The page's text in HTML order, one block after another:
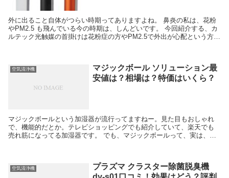
外に出ること自体がつらい時期ってありますよね。 鼻炎の私は、花粉
やPM2.5 も飛んでいる今の時期は、しんどいです。 今回紹介する、カ
ルテック光触媒の首掛けは花粉症の方やPM2.5で外出が心配という方か
空気清浄機
マジックボール ソリューション最
安値は？相場は？特価はいくら？
マジックボールという加湿器が流行ってますねー。見た目もおしゃれ
で、機能的だとか。テレビショッピングでも紹介していて、楽天でも
売れ筋になってる加湿器です。 でも、マジックボールって、実は、ソ
空気清浄機
プラズマ クラスター除菌脱臭機